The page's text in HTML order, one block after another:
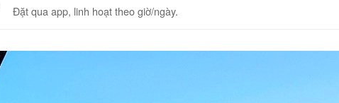
Đặt qua app, linh hoạt theo giờ/ngày.